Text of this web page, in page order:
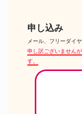
申し込み
メール、フリーダイ
申し訳ございません
す。